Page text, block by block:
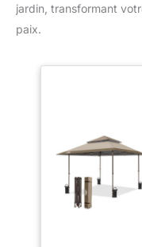
jardin, transformant
paix.